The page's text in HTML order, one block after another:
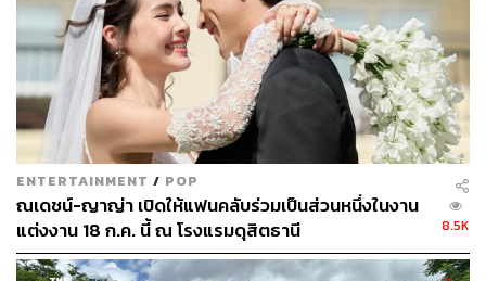
พิสูจน์อักษร: ลักษณ์นารา พักตร์เพียงจันทร์
TAGS: โรงแรมดุสิตธานี บ้านดุสิตธานี
ENTERTAINMENT / POP
ณเดชน์-ญาญ่า เปิดให้แฟนคลับร่วมเป็นส่วนหนึ่งในงาน
แต่งงาน 18 ก.ค. นี้ ณ โรงแรมดุสิตธานี
8.5K